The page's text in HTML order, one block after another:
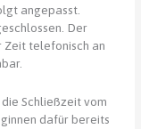
angepasst.
Der
Zeit telefonisch an
Schließzeit vom
dafür bereits